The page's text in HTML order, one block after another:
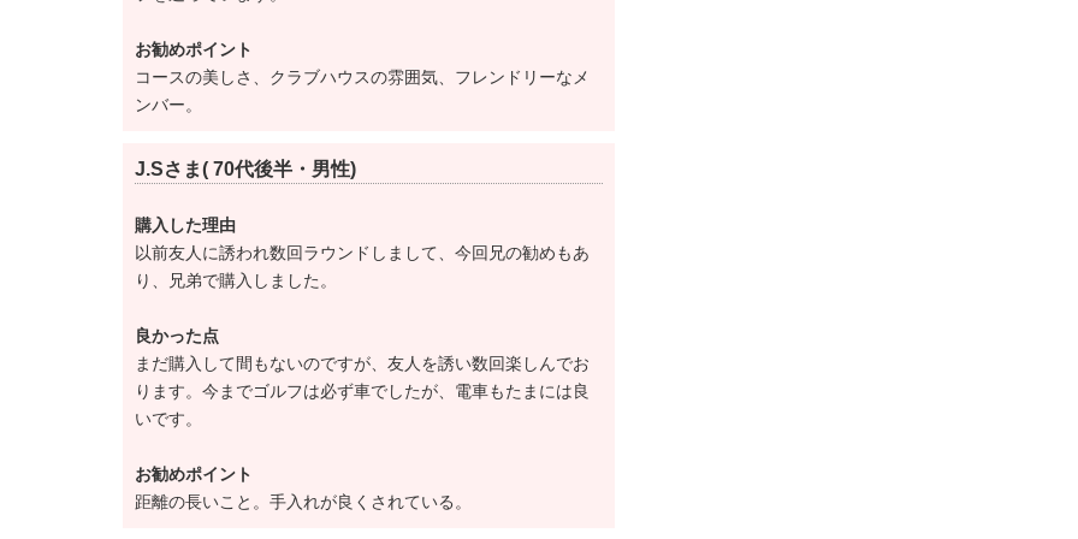
お勧めポイント
コースの美しさ、クラブハウスの雰囲気、フレンドリーなメ
ンバー。
J.Sさま( 70代後半・男性)
購入した理由
以前友人に誘われ数回ラウンドしまして、今回兄の勧めもあ
り、兄弟で購入しました。
良かった点
まだ購入して間もないのですが、友人を誘い数回楽しんでお
ります。今までゴルフは必ず車でしたが、電車もたまには良
いです。
お勧めポイント
距離の長いこと。手入れが良くされている。